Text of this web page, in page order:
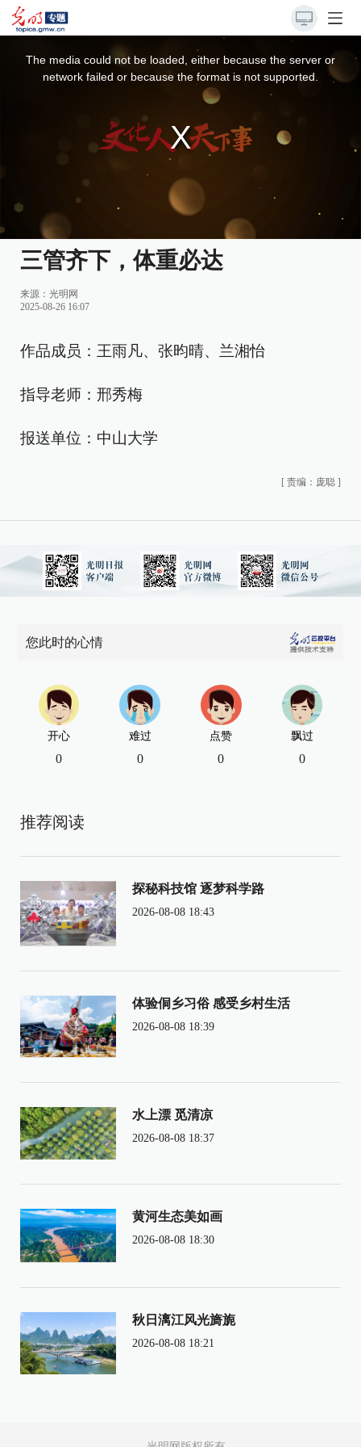
The media could not be loaded, either because the server or
network failed or because the format is not supported.
三管齐下，体重必达
来源： 光明网
2025-08-26 16:07
作品成员：王雨凡、张昀晴、兰湘怡
指导老师：邢秀梅
报送单位：中山大学
[ 责编：庞聪 ]
您此时的心情
开心
0
难过
0
点赞
0
飘过
0
推荐阅读
探秘科技馆 逐梦科学路
2026-08-08 18:43
体验侗乡习俗 感受乡村生活
2026-08-08 18:39
水上漂 觅清凉
2026-08-08 18:37
黄河生态美如画
2026-08-08 18:30
秋日漓江风光旖旎
2026-08-08 18:21